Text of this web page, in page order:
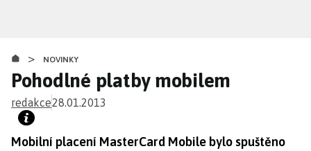
obsahu
> NOVINKY
Pohodlné platby mobilem
redakce28.01.2013
Mobilní placení MasterCard Mobile bylo spuštěno